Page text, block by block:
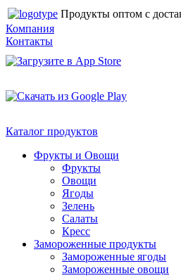
Продукты оптом с
Компания
Контакты
Каталог продуктов
Фрукты и Овощи
Фрукты
Овощи
Ягоды
Зелень
Салаты
Кресс
Замороженные продукты
Замороженные ягоды
Замороженные овощи